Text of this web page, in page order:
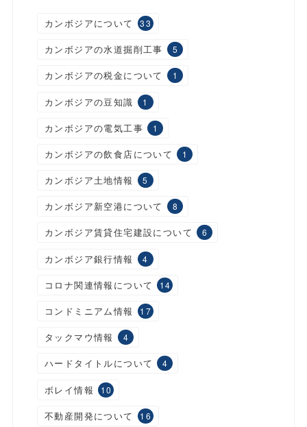
カンボジアについて 33
カンボジアの水道掘削工事 5
カンボジアの税金について 1
カンボジアの豆知識 1
カンボジアの電気工事 1
カンボジアの飲食店について 1
カンボジア土地情報 5
カンボジア新空港について 8
カンボジア賃貸住宅建設について 6
カンボジア銀行情報 4
コロナ関連情報について 14
コンドミニアム情報 17
タックマウ情報 4
ハードタイトルについて 4
ボレイ情報 10
不動産開発について 16